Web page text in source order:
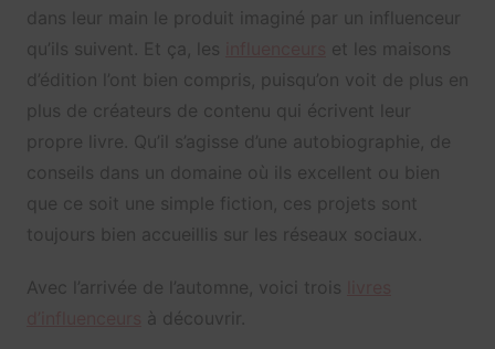
dans leur main le produit imaginé par un influenceur
qu’ils suivent. Et ça, les
et les maisons
d’édition l’ont bien compris, puisqu’on voit de plus en
plus de créateurs de contenu qui écrivent leur
propre livre. Qu’il s’agisse d’une autobiographie, de
conseils dans un domaine où ils excellent ou bien
que ce soit une simple fiction, ces projets sont
toujours bien accueillis sur les réseaux sociaux.
Avec l’arrivée de l’automne, voici trois
à découvrir.